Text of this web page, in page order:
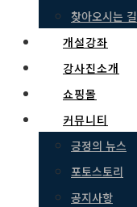
찾아오시는 길
개설강좌
강사진소개
쇼핑몰
커뮤니티
긍정의 뉴스
포토스토리
공지사항